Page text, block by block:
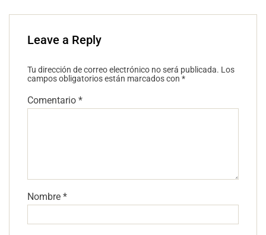
Leave a Reply
Tu dirección de correo electrónico no será publicada. Los
campos obligatorios están marcados con *
Comentario *
Nombre *